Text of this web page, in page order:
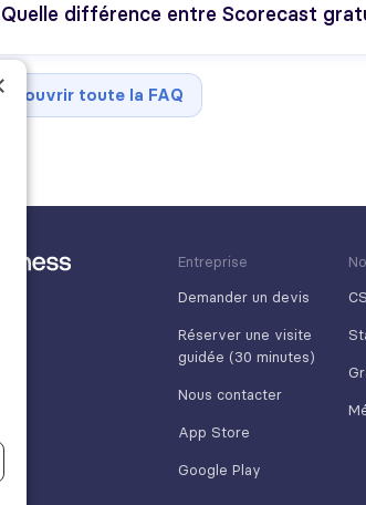
Quelle différence entre Scorecast
toute la FAQ
Entreprise
Demander un devis
Réserver une visite
guidée (30 minutes)
Nous contacter
App Store
Google Play